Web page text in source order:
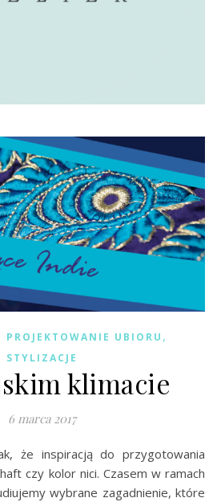
PROJEKTOWANIE UBIORU ,
STYLIZACJE
klimacie
6 marca 2017
czy kolor nici. Czasem w ramach
wybrane zagadnienie, które